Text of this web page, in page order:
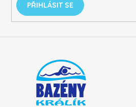
PŘIHLÁSIT SE